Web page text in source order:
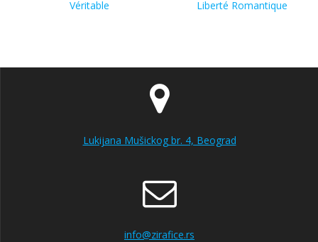
Véritable
Liberté Romantique
Lukijana Mušickog br. 4, Beograd
info@zirafice.rs